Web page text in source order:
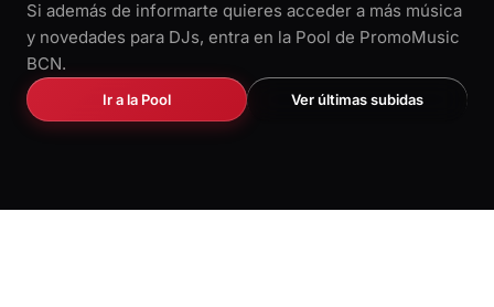
Si además de informarte quieres acceder a más música
y novedades para DJs, entra en la Pool de PromoMusic
BCN.
Ir a la Pool Ver últimas subidas